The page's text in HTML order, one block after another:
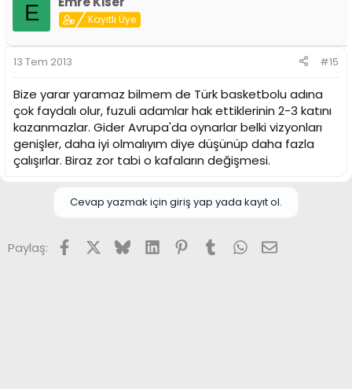
E Kayıtlı Üye
13 Tem 2013 #15
Bize yarar yaramaz bilmem de Türk basketbolu adına
çok faydalı olur, fuzuli adamlar hak ettiklerinin 2-3 katını
kazanmazlar. Gider Avrupa'da oynarlar belki vizyonları
genişler, daha iyi olmalıyım diye düşünüp daha fazla
çalışırlar. Biraz zor tabi o kafaların değişmesi.
Cevap yazmak için giriş yap yada kayıt ol.
Paylaş: FacebookX (Twitter)
BlueskyLinkedInPinterest
TumblrWhatsApp
E-posta